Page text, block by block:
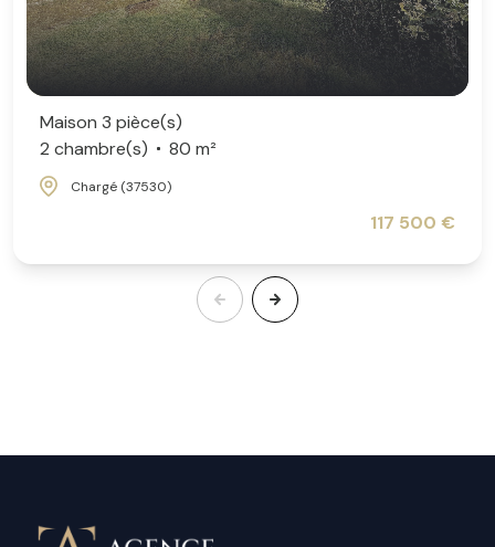
Maison 3 pièce(s)
2 chambre(s)
80 m²
Chargé (37530)
117 500 €